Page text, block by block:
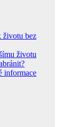
životu bez
životu
informace